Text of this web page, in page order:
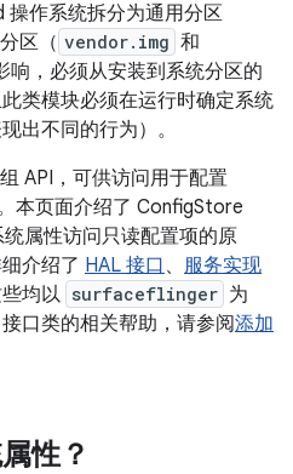
操作系统拆分为通用分区
区（ vendor.img 和
响，必须从安装到系统分区的
类模块必须在运行时确定系统
出不同的行为）。
API，可供访问用于配置
本页面介绍了 ConfigStore
属性访问只读配置项的原
介绍了 HAL 接口 、 服务实现
些均以 surfaceflinger 为
口类的相关帮助，请参阅添加
性？